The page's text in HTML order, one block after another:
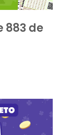
883 de